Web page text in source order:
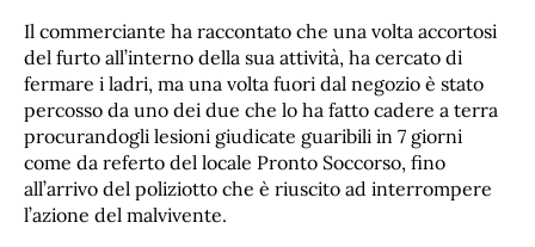
Il commerciante ha raccontato che una volta accortosi
del furto all’interno della sua attività, ha cercato di
fermare i ladri, ma una volta fuori dal negozio è stato
percosso da uno dei due che lo ha fatto cadere a terra
procurandogli lesioni giudicate guaribili in 7 giorni
come da referto del locale Pronto Soccorso, fino
all’arrivo del poliziotto che è riuscito ad interrompere
l’azione del malvivente.